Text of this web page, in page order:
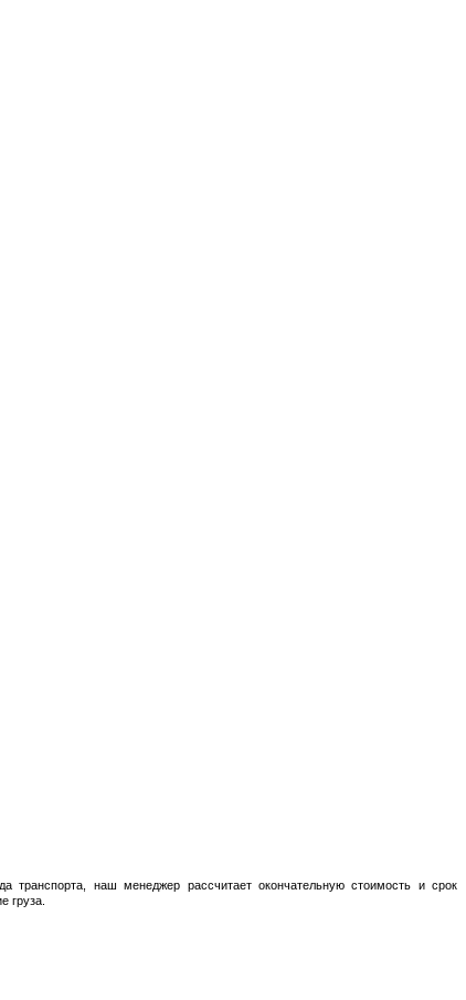
транспорта, наш менеджер рассчитает окончательную стоимость и срок
груза.